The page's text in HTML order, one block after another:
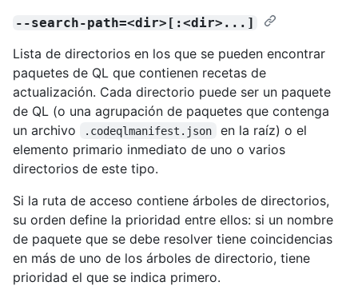
--search-path=<dir>[:<dir>...]
Lista de directorios en los que se pueden encontrar
paquetes de QL que contienen recetas de
actualización. Cada directorio puede ser un paquete
de QL (o una agrupación de paquetes que contenga
un archivo
.codeqlmanifest.json
en la raíz) o el
elemento primario inmediato de uno o varios
directorios de este tipo.
Si la ruta de acceso contiene árboles de directorios,
su orden define la prioridad entre ellos: si un nombre
de paquete que se debe resolver tiene coincidencias
en más de uno de los árboles de directorio, tiene
prioridad el que se indica primero.